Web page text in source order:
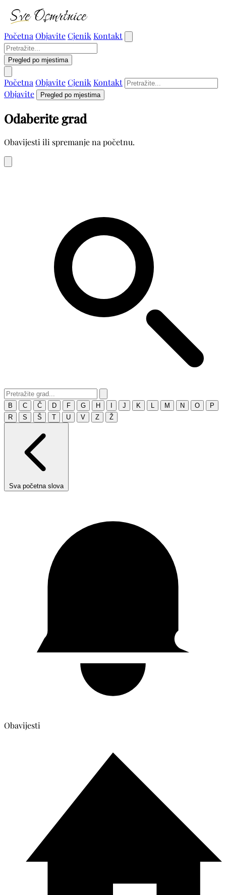
Početna ObjaviteCjenik Kontakt
Pregled po mjestima
Početna ObjaviteCjenik Kontakt
Objavite
Pregled po mjestima
Odaberite grad
Obavijesti ili spremanje na početnu.
B C Č D F G H J K M N O
P
R
S Š T U V Z Ž
Sva početna slova
Obavijesti